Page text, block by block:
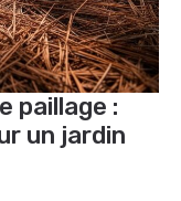
paillage :
un jardin